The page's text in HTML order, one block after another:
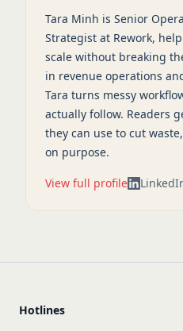
Tara Minh is Senior
Strategist at Rework,
scale without breaking
in revenue operations
Tara turns messy
actually follow. Readers
they can use to cut
on purpose.
View full profile
Hotlines